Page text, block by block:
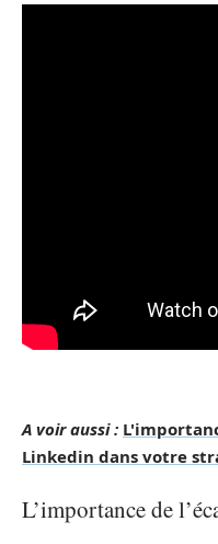
A voir aussi :
Linkedin dans votre
L’importance de